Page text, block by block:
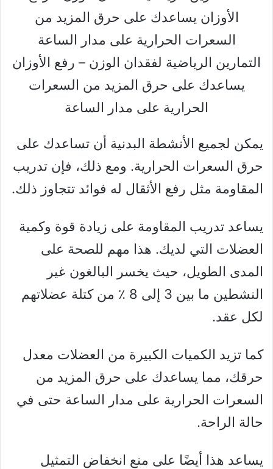
التمارين الرياضية لفقدان الوزن – رفع الأوزان
يساعدك على حرق المزيد من السعرات
الحرارية على مدار الساعة
يمكن لجميع الأنشطة البدنية أن تساعدك على
حرق السعرات الحرارية. ومع ذلك، فإن تدريب
المقاومة مثل رفع الأثقال له فوائد تتجاوز ذلك.
يساعد تدريب المقاومة على زيادة قوة وكمية
العضلات التي لديك. هذا مهم للصحة على
المدى الطويل، حيث يخسر البالغون غير
النشطين ما بين 3 إلى 8 ٪ من كتلة عضلاتهم
لكل عقد.
كما تزيد الكميات الكبيرة من العضلات معدل
حرقك، مما يساعدك على حرق المزيد من
السعرات الحرارية على مدار الساعة حتى في
حالة الراحة.
يساعد هذا أيضًا على منع انخفاض التمثيل